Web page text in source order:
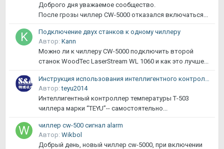
Доброго дня уважаемое сообщество.
После грозы чиллер CW-5000 отказался включаться...
Подключение двух станков к одному чиллеру
Автор: Kann
Можно ли к чиллеру CW-5000 подключить второй
станок WoodTec LaserStream WL 1060 и как это лучше...
Автор:teyu2014
Интеллигентный контроллер температуры Т-503
чиллера марки “TEYU”-- самостоятельно...
чиллер cw-500 сигнал alarm
Автор: Wikbol
Добрый день, новый чиллер cw-5000, при включении